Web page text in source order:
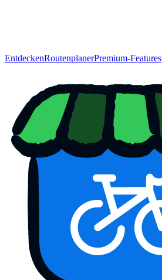
EntdeckenRoutenplanerPremium-Features